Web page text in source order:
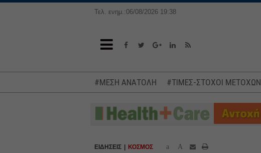
Τελ. ενημ.:06/08/2026 19:38
#ΜΕΣΗ ΑΝΑΤΟΛΗ #ΤΙΜΕΣ-ΣΤΟΧΟΙ ΜΕΤΟΧΩΝ
ΕΙΔΗΣΕΙΣ ΚΟΣΜΟΣ a A